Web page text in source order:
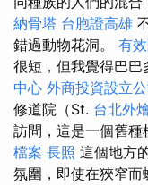
納骨塔 台胞證高雄
錯過動物花洞。 有
很短，但我覺得巴巴
中心 外商投資設立
修道院（St. 台北外
訪問，這是一個舊種
檔案 長照 這個地方
氛圍，即使在狹窄